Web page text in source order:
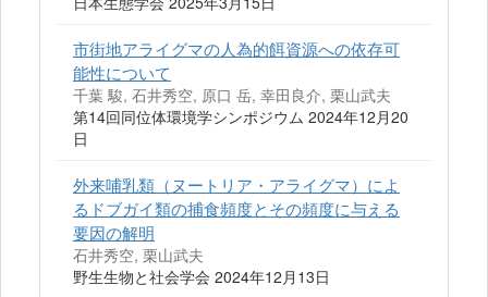
市街地アライグマの人為的餌資源への依存可
能性について
千葉 駿, 石井秀空, 原口 岳, 幸田良介, 栗山武夫
第14回同位体環境学シンポジウム 2024年12月20
日
外来哺乳類（ヌートリア・アライグマ）によ
るドブガイ類の捕食頻度とその頻度に与える
要因の解明
石井秀空, 栗山武夫
野生生物と社会学会 2024年12月13日